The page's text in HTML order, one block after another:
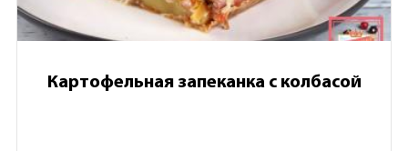
Картофельная запеканка с колбасой